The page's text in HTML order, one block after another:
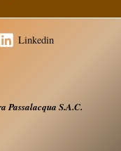
Linkedin
Passalacqua S.A.C.